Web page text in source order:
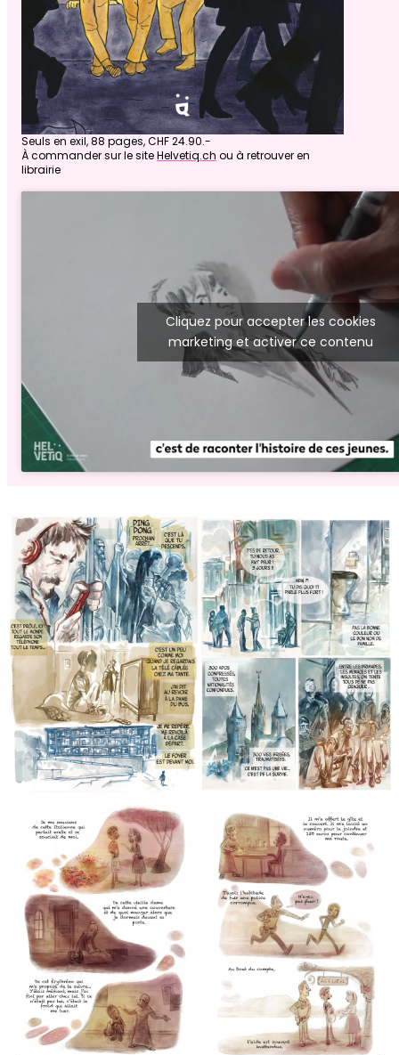
Seuls en exil, 88 pages, CHF 24.90.-
À commander sur le siteHelvetiq.ch ou à retrouver en
librairie
Cliquez pour accepter les cookies
marketing et activer ce contenu